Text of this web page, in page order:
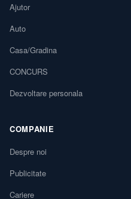
Ajutor
Auto
Casa/Gradina
CONCURS
Dezvoltare personala
COMPANIE
Despre noi
Publicitate
Cariere